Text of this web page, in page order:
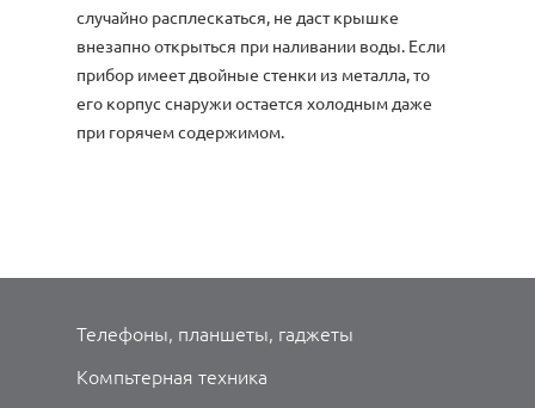
случайно расплескаться, не даст крышке
внезапно открыться при наливании воды. Если
прибор имеет двойные стенки из металла, то
его корпус снаружи остается холодным даже
при горячем содержимом.
Телефоны, планшеты, гаджеты
Компьтерная техника